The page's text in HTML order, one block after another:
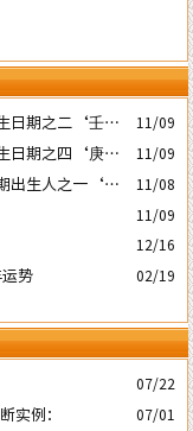
日期之二‘壬子’
11/09
日期之四‘庚子’
11/09
出生人之一‘戊
11/08
11/09
12/16
势 02/19
07/22
实例： 07/01